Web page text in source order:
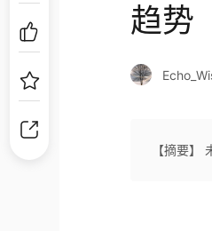
趋势
【摘要】